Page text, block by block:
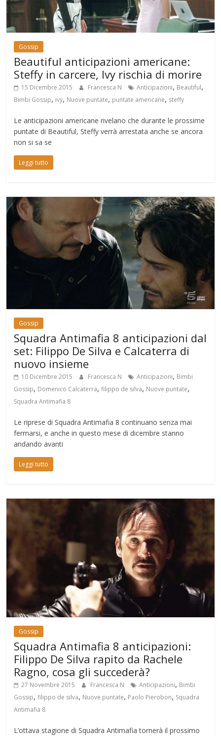
Gossip
Beautiful anticipazioni americane:
Steffy in carcere, Ivy rischia di morire
15 Dicembre 2015 Francesca N Anticipazioni, Beautiful,
Bimbi Gossip, ivy, Nuove puntate, puntate americane, steffy
Le anticipazioni americane rivelano che durante le prossime
puntate di Beautiful, Steffy verrà arrestata anche se ancora
non si sa se
Leggi tutto
Gossip
Squadra Antimafia 8 anticipazioni dal
set: Filippo De Silva e Calcaterra di
nuovo insieme
10 Dicembre 2015 Francesca N Anticipazioni, Bimbi
Gossip, Domenico Calcaterra,filippo de silva, Nuove puntate,
Squadra Antimafia 8
Le riprese di Squadra Antimafia 8 continuano senza mai
fermarsi, e anche in questo mese di dicembre stanno
andando avanti
Leggi tutto
Gossip
Squadra Antimafia 8 anticipazioni:
Filippo De Silva rapito da Rachele
Ragno, cosa gli succederà?
27 Novembre 2015 Francesca N Anticipazioni, Bimbi
Gossip,filippo de silva, Nuove puntate, Paolo Pierobon, Squadra
Antimafia 8
L’ottava stagione di Squadra Antimafia tornerà il prossimo